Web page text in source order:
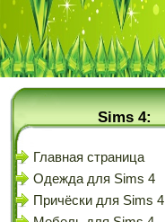
Sims 4:
Главная страница
Одежда для Sims 4
Причёски для Sims 4